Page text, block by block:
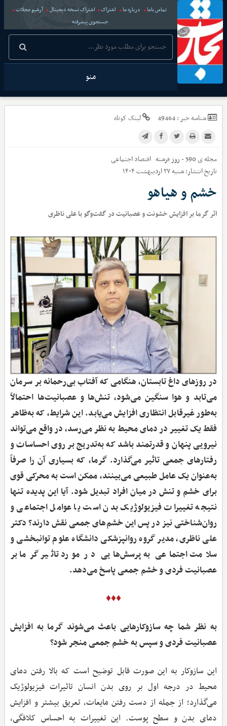
تماس باما درباره ما اشتراک اشتراک نسخه دیجیتال
آرشیو مجلات
جستجوی پیشرفته
منو
شناسه خبر :49464 لینک کوتاه
مجله ی 590 - روز فرشته
اقتصاد اجتماعی
تاریخ انتشار:شنبه ۲۷ اردیبهشت ۱۴۰۴
خشم و هیاهو
اثر گرما بر افزایش خشونت و عصبانیت در گفت‌وگو با علی ناظری
در روزهای داغ تابستان، هنگامی که آفتاب بی‌رحمانه بر سرمان
می‌تابد و هوا سنگین می‌شود، تنش‌ها و عصبانیت‌ها احتمالاً
به‌طور غیرقابل ‌انتظاری افزایش می‌یابد. این شرایط، که به‌ظاهر
فقط یک تغییر در دمای محیط به نظر می‌رسد، در واقع می‌تواند
نیرویی پنهان و قدرتمند باشد که به‌تدریج بر روی احساسات و
رفتارهای جمعی تاثیر می‌گذارد. گرما، که بسیاری آن را صرفاً
به‌عنوان یک عامل طبیعی می‌بینند، ممکن است به محرکی قوی
برای خشم و تنش در میان افراد تبدیل شود. آیا این پدیده تنها
نتیجه تغییرات فیزیولوژیک بدن است یا عوامل اجتماعی و
روان‌شناختی نیز در پس این خشم‌های جمعی نقش دارند؟ دکتر
علی ناظری، مدیر گروه روانپزشکی دانشگاه علوم توانبخشی و
سلامت اجتماعی به پرسش‌هایی در مورد تاثیر گرما بر
عصبانیت فردی و خشم جمعی پاسخ می‌دهد.
♦♦♦
به نظر شما چه سازوکارهایی باعث می‌شوند گرما به افزایش
عصبانیت فردی و سپس به خشم جمعی منجر شود؟
این سازوکار به این صورت قابل توضیح است که بالا رفتن دمای
محیط در درجه اول بر روی بدن انسان تاثیرات فیزیولوژیک
می‌گذارد؛ از جمله از دست رفتن مایعات، تعریق بیشتر و افزایش
دمای بدن و سطح پوست. این تغییرات به احساس کلافگی،